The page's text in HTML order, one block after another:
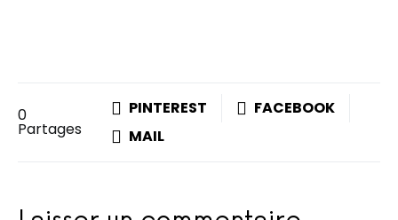
0
Partages
PINTEREST
FACEBOOK
MAIL